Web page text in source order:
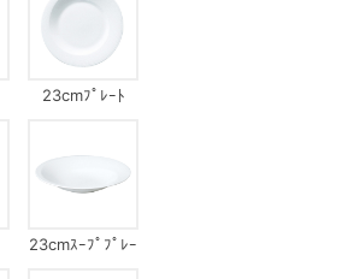
23cmﾌﾟﾚｰﾄ
23cmｽｰﾌﾟﾌﾟﾚｰ